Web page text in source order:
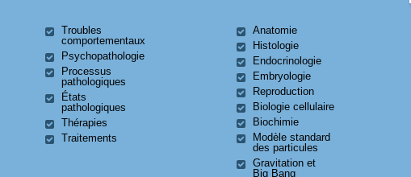
Troubles
comportementaux
Psychopathologie
Processus
pathologiques
États
pathologiques
Thérapies
Traitements
Anatomie
Histologie
Endocrinologie
Embryologie
Reproduction
Biologie cellulaire
Biochimie
Modèle standard
des particules
Gravitation et
Big Bang